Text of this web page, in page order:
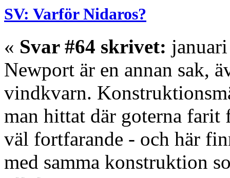
SV: Varför Nidaros?
« Svar #64 skrivet:
Newport är en annan sak,
vindkvarn.
man hittat där goterna
väl fortfarande - och här
med samma konstruktion